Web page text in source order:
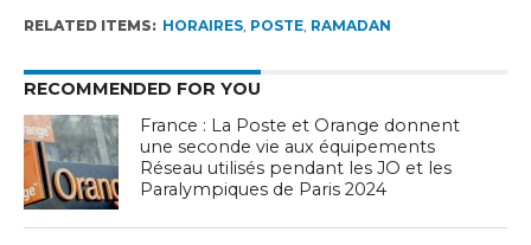
RELATED ITEMS: HORAIRES, POSTE, RAMADAN
RECOMMENDED FOR YOU
France : La Poste et Orange donnent
une seconde vie aux équipements
Réseau utilisés pendant les JO et les
Paralympiques de Paris 2024